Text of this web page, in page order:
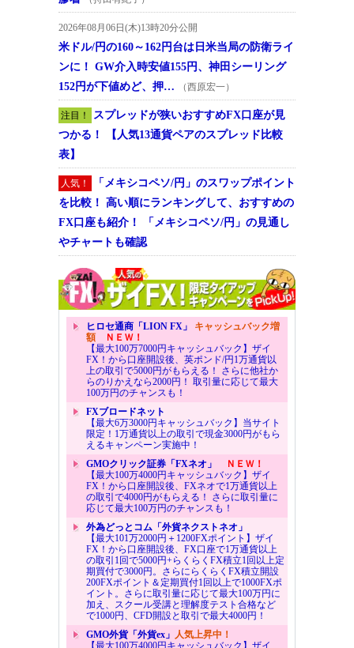
2026年08月06日(木)13時20分公開
米ドル/円の160～162円台は日米当局の防衛ライ
ンに！ GW介入時安値155円、神田シーリング
152円が下値めど、押…
（西原宏一）
注目！
スプレッドが狭いおすすめFX口座が見
つかる！ 【人気13通貨ペアのスプレッド比較
表】
人気！
「メキシコペソ/円」のスワップポイント
を比較！ 高い順にランキングして、おすすめの
FX口座も紹介！ 「メキシコペソ/円」の見通し
やチャートも確認
ヒロセ通商「LION FX」 キャッシュバック増
額ＮＥＷ！
【最大100万7000円キャッシュバック】ザイ
FX！から口座開設後、英ポンド/円1万通貨以
上の取引で5000円がもらえる！ さらに他社か
らのりかえなら2000円！ 取引量に応じて最大
100万円のチャンスも！
FXブロードネット
【最大6万3000円キャッシュバック】当サイト
限定！1万通貨以上の取引で現金3000円がもら
えるキャンペーン実施中！
GMOクリック証券「FXネオ」
ＮＥＷ！
【最大100万4000円キャッシュバック】ザイ
FX！から口座開設後、FXネオで1万通貨以上
の取引で4000円がもらえる！ さらに取引量に
応じて最大100万円のチャンスも！
外為どっとコム「外貨ネクストネオ」
【最大101万2000円＋1200FXポイント】ザイ
FX！から口座開設後、FX口座で1万通貨以上
の取引1回で5000円+らくらくFX積立1回以上定
期買付で3000円。さらにらくらくFX積立開設
200FXポイント＆定期買付1回以上で1000FXポ
イント。さらに取引量に応じて最大100万円に
加え、スクール受講と理解度テスト合格など
で1000円、CFD開設と取引で最大4000円！
GMO外貨「外貨ex」 人気上昇中！
【最大100万4000円キャッシュバック】ザイ